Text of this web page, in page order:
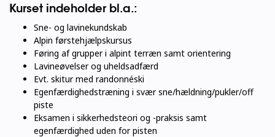
Kurset indeholder bl.a.:
Sne- og lavinekundskab
Alpin førstehjælpskursus
Føring af grupper i alpint terræn samt orientering
Lavineøvelser og uheldsadfærd
Evt. skitur med randonnéski
Egenfærdighedstræning i svær sne/hældning/pukler/off
piste
Eksamen i sikkerhedsteori og -praksis samt
egenfærdighed uden for pisten